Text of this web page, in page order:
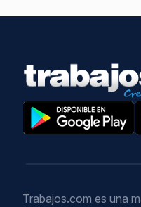
Trabajos.com es una